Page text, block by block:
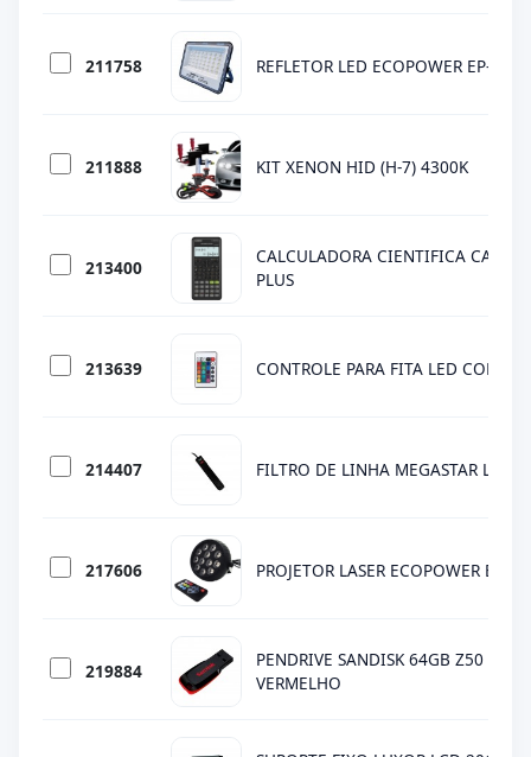
211758 REFLETOR LED ECOPOWER EP-
211888 KIT XENON HID (H-7) 4300K
213400
CALCULADORA CIENTIFICA CASIO
PLUS
213639 CONTROLE PARA FITA LED
214407 FILTRO DE LINHA MEGASTAR LLE-
217606 PROJETOR LASER ECOPOWER
219884
PENDRIVE SANDISK 64GB Z50 -
VERMELHO